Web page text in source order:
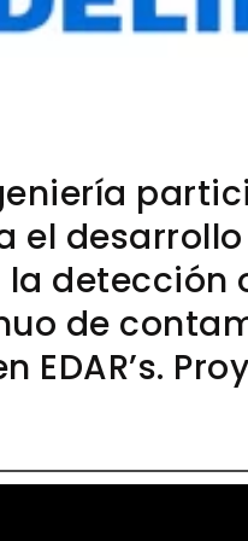
el
detección
de
EDAR’s.